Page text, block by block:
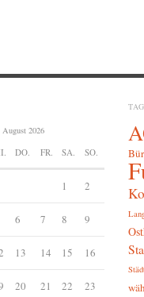
August 2026
DO. FR. SA. SO.
1 2
6 7 8 9
13 14 15 16
20 21 22 23